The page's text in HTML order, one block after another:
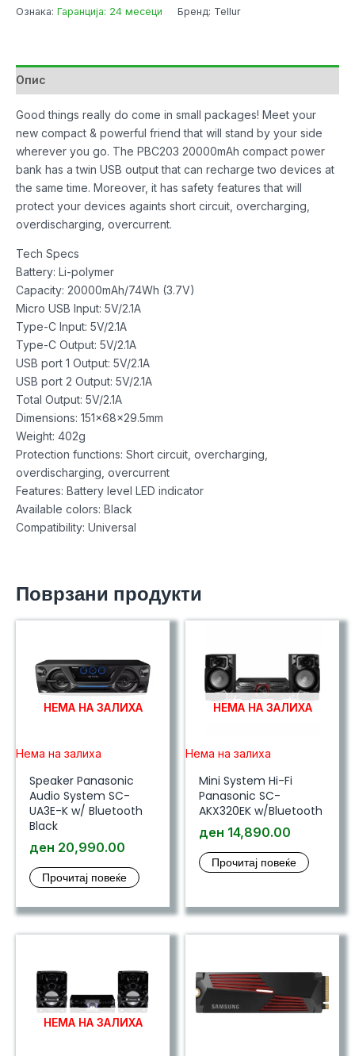
20000mAh
+
Type-
C
+
Micro
USB
Black
количина
Ознака: Гаранција: 24 месеци Бренд: Tellur
Опис
Good things really do come in small packages! Meet your
new compact & powerful friend that will stand by your side
wherever you go. The PBC203 20000mAh compact power
bank has a twin USB output that can recharge two devices at
the same time. Moreover, it has safety features that will
protect your devices againts short circuit, overcharging,
overdischarging, overcurrent.
Tech Specs
Battery: Li-polymer
Capacity: 20000mAh/74Wh (3.7V)
Micro USB Input: 5V/2.1A
Type-C Input: 5V/2.1A
Type-C Output: 5V/2.1A
USB port 1 Output: 5V/2.1A
USB port 2 Output: 5V/2.1A
Total Output: 5V/2.1A
Dimensions: 151x68x29.5mm
Weight: 402g
Protection functions: Short circuit, overcharging,
overdischarging, overcurrent
Features: Battery level LED indicator
Available colors: Black
Compatibility: Universal
Поврзани продукти
НЕМА НА ЗАЛИХА
Нема на залиха
Speaker Panasonic
Audio System SC-
UA3E-K w/ Bluetooth
Black
ден 20,990.00
Прочитај повеќе
НЕМА НА ЗАЛИХА
Нема на залиха
Mini System Hi-Fi
Panasonic SC-
AKX320EK w/Bluetooth
ден 14,890.00
Прочитај повеќе
НЕМА НА ЗАЛИХА